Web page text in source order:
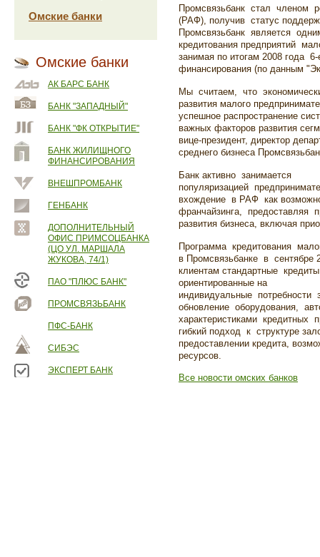
Омские банки
Омские банки
АК БАРС БАНК
БАНК "ЗАПАДНЫЙ"
БАНК "ФК ОТКРЫТИЕ"
БАНК ЖИЛИЩНОГО
ФИНАНСИРОВАНИЯ
ВНЕШПРОМБАНК
ГЕНБАНК
ДОПОЛНИТЕЛЬНЫЙ
ОФИС ПРИМСОЦБАНКА
(ЦО УЛ. МАРШАЛА
ЖУКОВА, 74/1)
ПАО "ПЛЮС БАНК"
ПРОМСВЯЗЬБАНК
ПФС-БАНК
СИБЭС
ЭКСПЕРТ БАНК
Промсвязьбанк стал членом
(РАФ), получив статус
Промсвязьбанк является
кредитования предприятий
занимая по итогам 2008 года
финансирования (по данным
Мы считаем, что
развития малого
успешное распространение
важных факторов развития
вице-президент, директор
среднего бизнеса
Банк активно занимается
популяризацией
вхождение в РАФ как
франчайзинга, предоставляя
развития бизнеса, включая
Программа кредитования
в Промсвязьбанке в сентябре
клиентам стандартные
ориентированные на
индивидуальные потребности
обновление оборудования,
характеристиками кредитных
гибкий подход к структуре
предоставлении кредита,
ресурсов.
Все новости омских банков